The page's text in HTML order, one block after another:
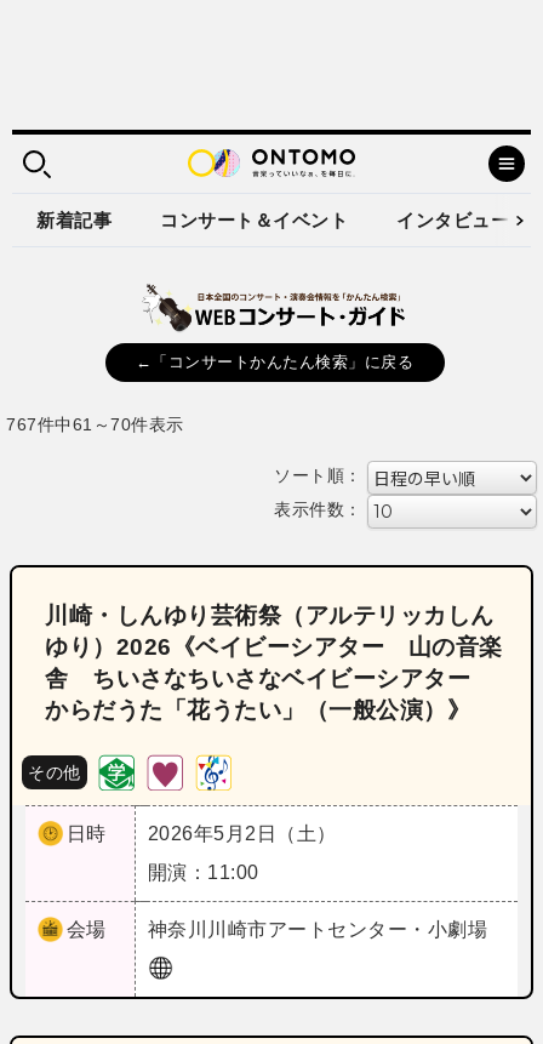
新着記事 コンサート＆イベント インタビュー
←「コンサートかんたん検索」に戻る
767件中61～70件表示
ソート順：
表示件数：
川崎・しんゆり芸術祭（アルテリッカしん
ゆり）2026《ベイビーシアター 山の音楽
舎 ちいさなちいさなベイビーシアター
からだうた「花うたい」（一般公演）》
その他
日時
2026年5月2日（土）
開演：11:00
会場 神奈川 川崎市アートセンター・小劇場